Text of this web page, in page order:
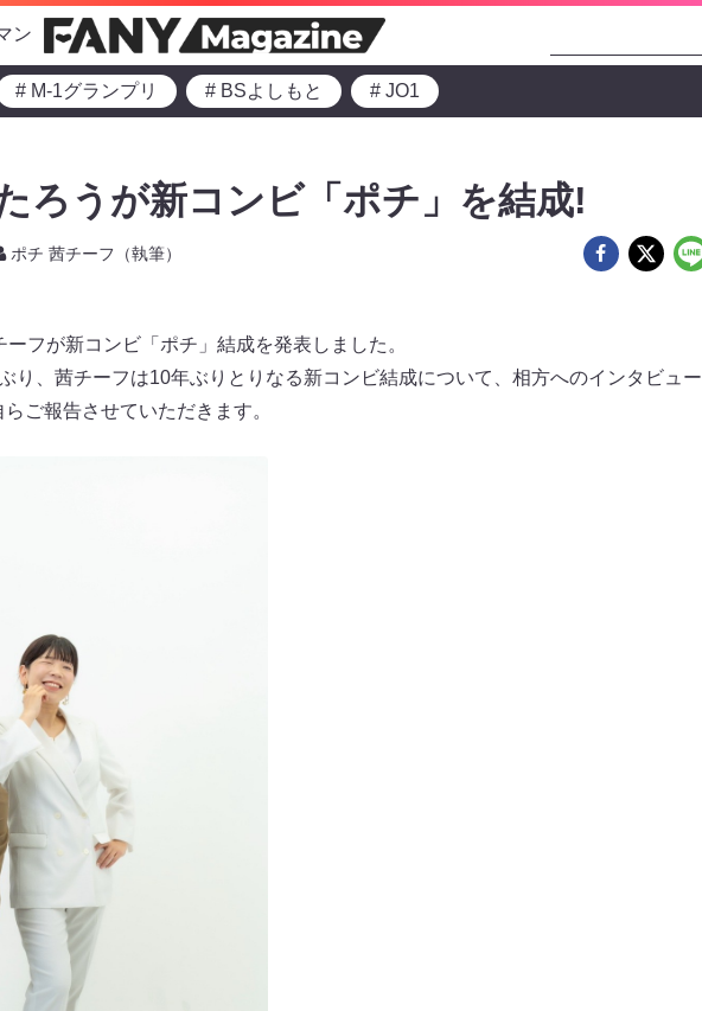
ン
# M-1グランプリ # BSよしもと # JO1
ろうが新コンビ「ポチ」を結成!
ポチ 茜チーフ（執筆）
フが新コンビ「ポチ」結成を発表しました。
り、茜チーフは10年ぶりとりなる新コンビ結成について、相方へのインタビュー
ご報告させていただきます。